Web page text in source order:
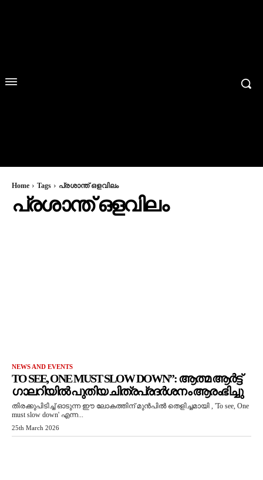
Home Tags പ്രശാന്ത് ഒളവിലം
പ്രശാന്ത് ഒളവിലം
NEWS AND EVENTS
TO SEE, ONE MUST SLOW DOWN”: ആത്മ ആർട്ട്
ഗാലറിയിൽ പുതിയ ചിത്രപ്രദർശനം ആരംഭിച്ചു
തിരക്കുപിടിച്ച് ഓടുന്ന ഈ ലോകത്തിന് മുൻപിൽ തെളിച്ചമായി , 'To see, One
must slow down' എന്ന...
25th March 2026